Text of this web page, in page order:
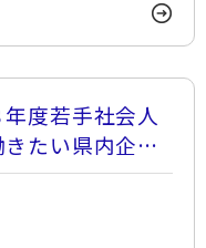
度若手社会人
たい県内企
画提案を募集